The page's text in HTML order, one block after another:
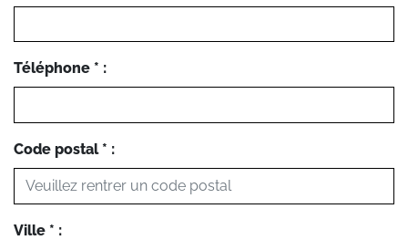
Téléphone * :
Code postal * :
Ville * :